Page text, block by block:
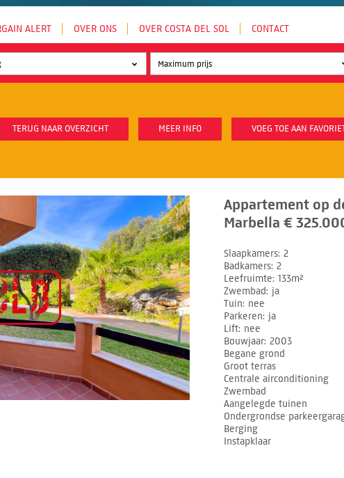
ALERT OVER ONS OVER COSTA DEL SOL CONTACT
TERUG NAAR OVERZICHT MEER INFO VOEG TOE AAN
Appartement op
Marbella €
Slaapkamers 2
Badkamers 2
Leefruimte 133m²
Zwembad
ja
Tuin nee
Parkeren ja
Lift nee
Bouwjaar 2003
Begane grond
Groot terras
Centrale airconditioning
Zwembad
Aangelegde tuinen
Ondergrondse
Berging
Instapklaar